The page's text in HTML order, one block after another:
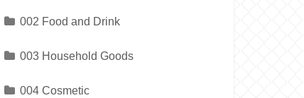
002 Food and Drink
003 Household Goods
004 Cosmetic